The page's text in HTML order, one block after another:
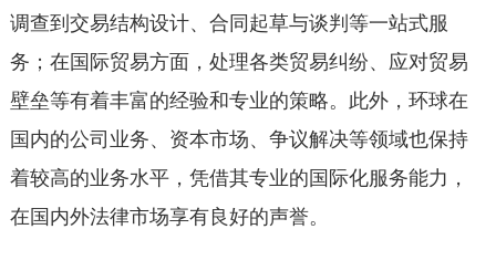
调查到交易结构设计、合同起草与谈判等一站式服
务；在国际贸易方面，处理各类贸易纠纷、应对贸易
壁垒等有着丰富的经验和专业的策略。此外，环球在
国内的公司业务、资本市场、争议解决等领域也保持
着较高的业务水平，凭借其专业的国际化服务能力，
在国内外法律市场享有良好的声誉。